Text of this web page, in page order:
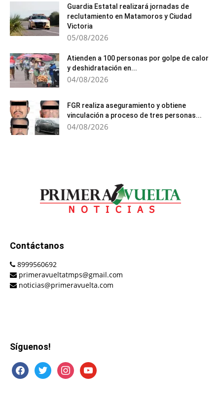
Guardia Estatal realizará jornadas de
reclutamiento en Matamoros y Ciudad
Victoria
05/08/2026
Atienden a 100 personas por golpe de calor
y deshidratación en...
04/08/2026
FGR realiza aseguramiento y obtiene
vinculación a proceso de tres personas...
04/08/2026
Contáctanos
8999560692
primeravueltatmps@gmail.com
noticias@primeravuelta.com
Síguenos!
facebooktwitter instagramyoutube